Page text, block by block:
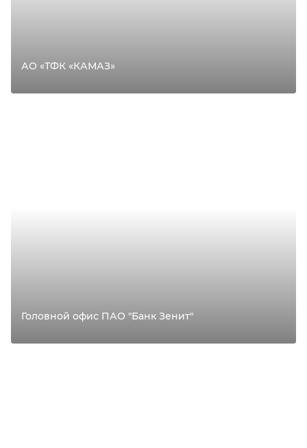
АО «ТФК «КАМАЗ»
Головной офис ПАО "Банк Зенит"